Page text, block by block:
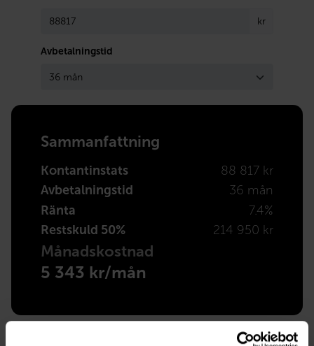
kr
Avbetalningstid
Sammanfattning
Kontantinstats
88 817 kr
Avbetalningstid
36 mån
Ränta
7.4%
Restskuld 50%
214 950 kr
Månadskostnad
5 343 kr/mån